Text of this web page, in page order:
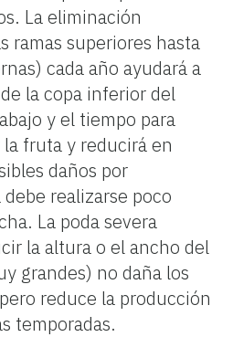
La eliminación
ramas superiores hasta
cada año ayudará a
la copa inferior del
y el tiempo para
fruta y reducirá en
daños por
realizarse poco
La poda severa
la altura o el ancho del
grandes) no daña los
reduce la producción
temporadas.